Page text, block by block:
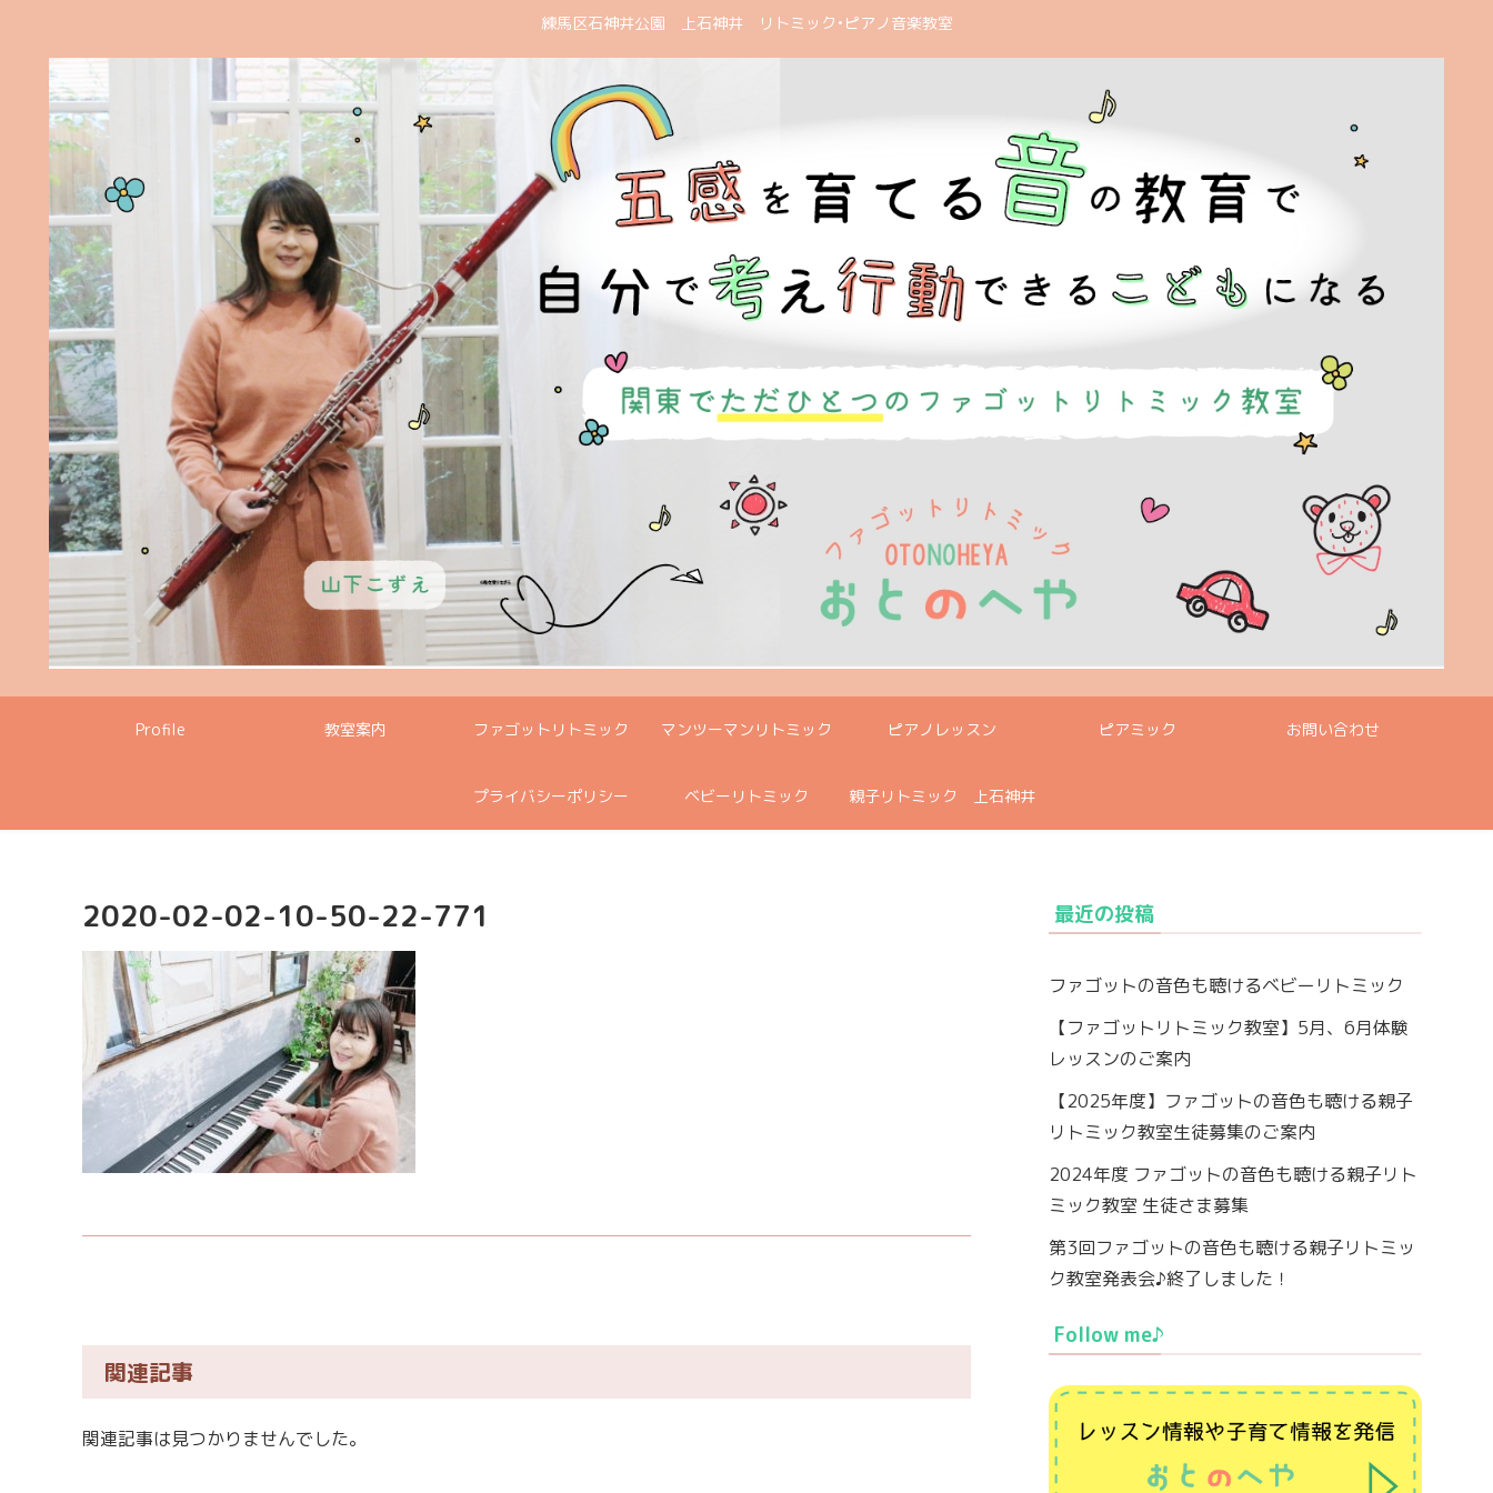
練馬区石神井公園 上石神井 リトミック•ピアノ音楽教室
Profile 教室案内 ファゴットリトミック マンツーマンリトミック ピアノレッスン ピアミック お問い合わせ
プライバシーポリシー ベビーリトミック 親子リトミック 上石神井
2020-02-02-10-50-22-771
関連記事
関連記事は見つかりませんでした。
最近の投稿
ファゴットの音色も聴けるベビーリトミック
【ファゴットリトミック教室】5月、6月体験
レッスンのご案内
【2025年度】ファゴットの音色も聴ける親子
リトミック教室生徒募集のご案内
2024年度 ファゴットの音色も聴ける親子リト
ミック教室 生徒さま募集
第3回ファゴットの音色も聴ける親子リトミッ
ク教室発表会♪終了しました！
Follow me♪